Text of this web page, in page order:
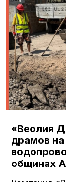
«Веолия
драмов
общинах